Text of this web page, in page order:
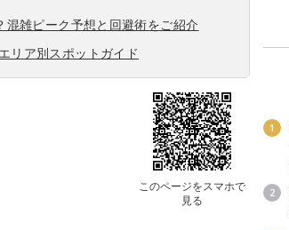
雑ピーク予想と回避術をご紹介
リア別スポットガイド
このページをスマホで
見る
1
2